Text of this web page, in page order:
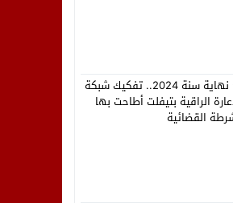
مع نهاية سنة 2024.. تفكيك شبكة
الراقية بتيفلت أطاحت بها
القضائية